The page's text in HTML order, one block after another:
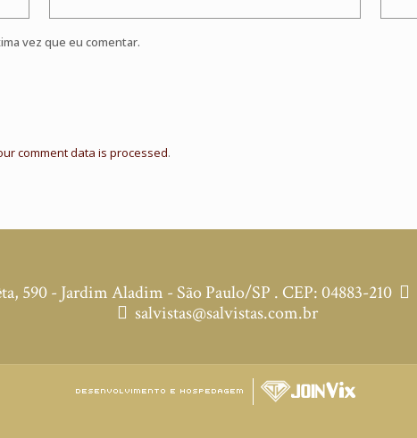
vez que eu comentar.
comment data is processed.
590 - Jardim Aladim - São Paulo/SP . CEP: 04883-210
salvistas@salvistas.com.br